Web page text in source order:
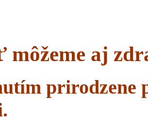
môžeme aj
prirodzene